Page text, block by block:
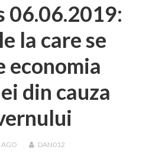
06.06.2019:
la care se
economia
din cauza
AGO DAN012